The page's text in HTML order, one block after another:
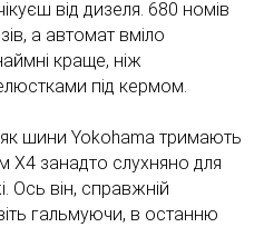
від дизеля. 680 номів
а автомат вміло
краще, ніж
під кермом.
шини Yokohama тримають
Х4 занадто слухняно для
Ось він, справжній
гальмуючи, в останню